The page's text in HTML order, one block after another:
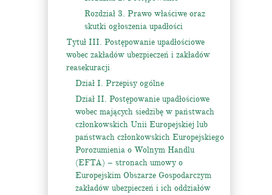
Rozdział 3. Prawo właściwe oraz
skutki ogłoszenia upadłości
Tytuł III. Postępowanie upadłościowe
wobec zakładów ubezpieczeń i zakładów
reasekuracji
Dział I. Przepisy ogólne
Dział II. Postępowanie upadłościowe
wobec mających siedzibę w państwach
członkowskich Unii Europejskiej lub
państwach członkowskich Europejskiego
Porozumienia o Wolnym Handlu
(EFTA) – stronach umowy o
Europejskim Obszarze Gospodarczym
zakładów ubezpieczeń i ich oddziałów